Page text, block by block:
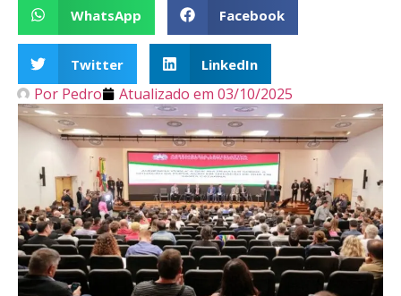
WhatsApp Facebook
Twitter LinkedIn
Por Pedro Atualizado em 03/10/2025